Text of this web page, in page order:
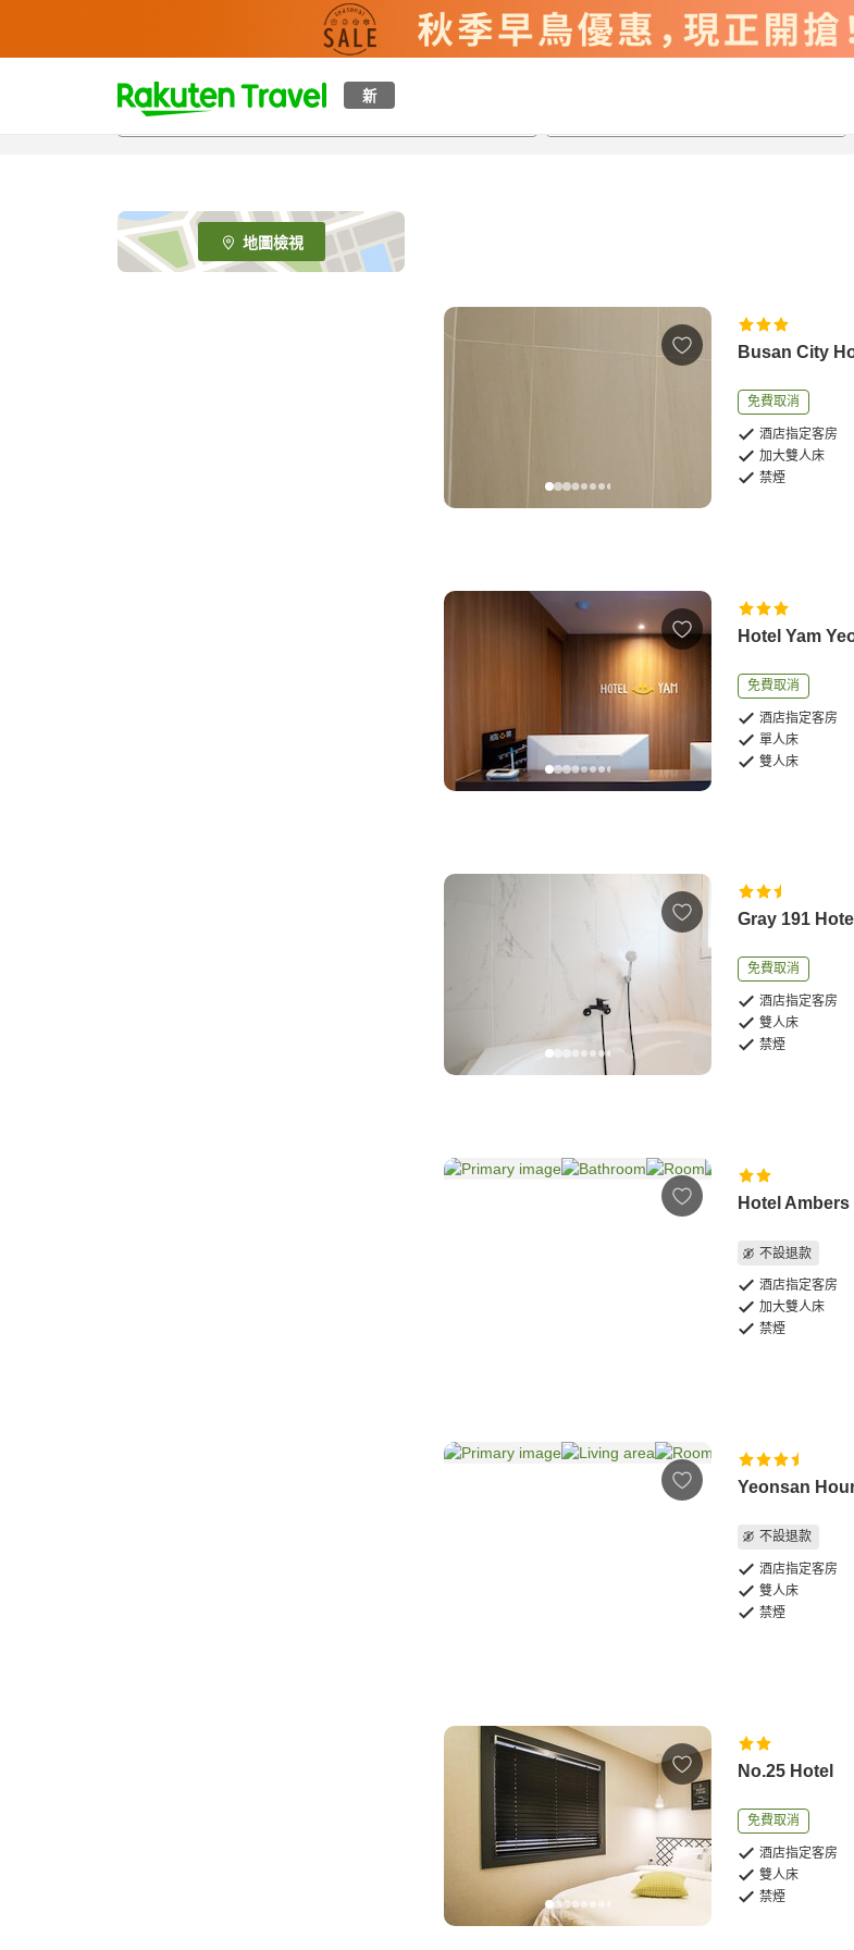
新
t
p
e
_
s
地圖檢視
Busan City
免費取消
酒店指定客房
加大雙人床
禁煙
Hotel Yam
免費取消
酒店指定客房
單人床
雙人床
Gray 191 Hotel
免費取消
酒店指定客房
雙人床
禁煙
Hotel Ambers
不設退款
酒店指定客房
加大雙人床
禁煙
Yeonsan
不設退款
酒店指定客房
雙人床
禁煙
No.25 Hotel
免費取消
酒店指定客房
雙人床
禁煙